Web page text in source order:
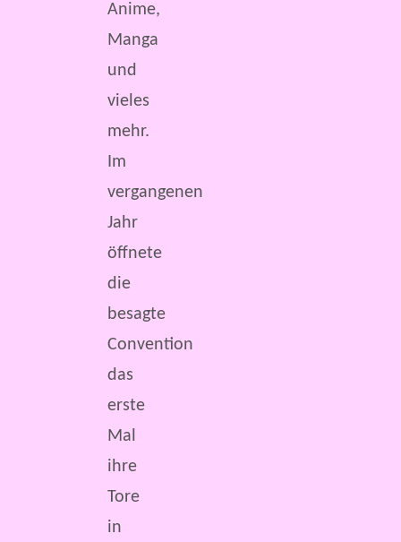
Anime,
Manga
und
vieles
mehr.
Im
vergangenen
Jahr
öffnete
die
besagte
Convention
das
erste
Mal
ihre
Tore
in